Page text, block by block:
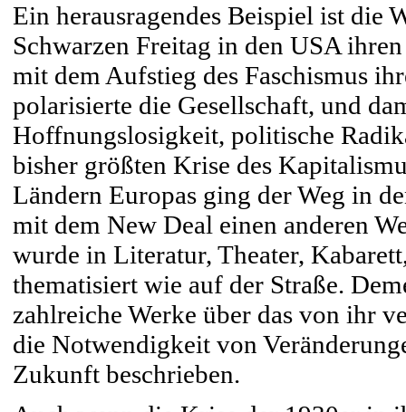
Ein herausragendes Beispiel ist die
Schwarzen Freitag in den USA
mit dem Aufstieg des Faschismus
polarisierte die Gesellschaft, und
Hoffnungslosigkeit, politische
bisher größten Krise des
Ländern Europas ging der Weg in
mit dem New Deal einen anderen
wurde in Literatur, Theater,
thematisiert wie auf der Straße.
zahlreiche Werke über das von ihr
die Notwendigkeit von
Zukunft beschrieben.